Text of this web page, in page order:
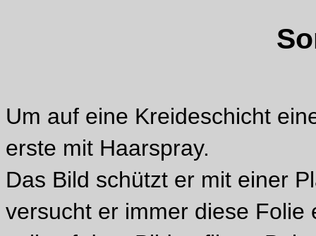
Um auf eine Kreideschicht
erste mit Haarspray.
Das Bild schützt er mit einer
versucht er immer diese